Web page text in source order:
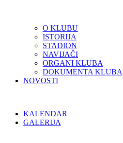
O KLUBU
ISTORIJA
STADION
NAVIJAČI
ORGANI KLUBA
DOKUMENTA KLUBA
NOVOSTI
KALENDAR
GALERIJA